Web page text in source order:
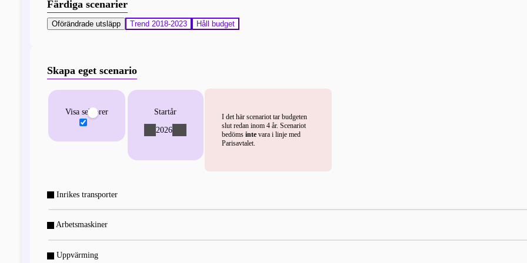
Färdiga scenarier
Oförändrade utsläpp Trend 2018-2023 Håll budget
Skapa eget scenario
Inrikes transporter
Arbetsmaskiner
Uppvärming
Visa sektorer Startår
2026
I det här scenariot tar budgeten
slut redan inom 4 år. Scenariot
bedöms intevara i linje med
Parisavtalet.